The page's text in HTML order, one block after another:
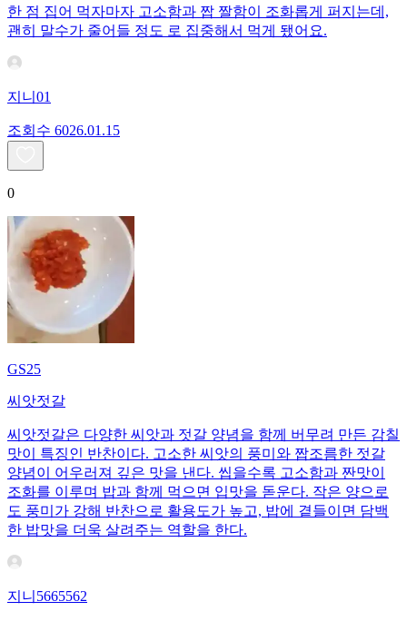
한 점 집어 먹자마자 고소함과 짭 짤함이 조화롭게 퍼지는데,
괜히 말수가 줄어들 정도 로 집중해서 먹게 됐어요.
지니01
조회수 6026.01.15
0
GS25
씨앗젓갈
씨앗젓갈은 다양한 씨앗과 젓갈 양념을 함께 버무려 만든 감칠
맛이 특징인 반찬이다. 고소한 씨앗의 풍미와 짭조름한 젓갈
양념이 어우러져 깊은 맛을 낸다. 씹을수록 고소함과 짠맛이
조화를 이루며 밥과 함께 먹으면 입맛을 돋운다. 작은 양으로
도 풍미가 강해 반찬으로 활용도가 높고, 밥에 곁들이면 담백
한 밥맛을 더욱 살려주는 역할을 한다.
지니5665562